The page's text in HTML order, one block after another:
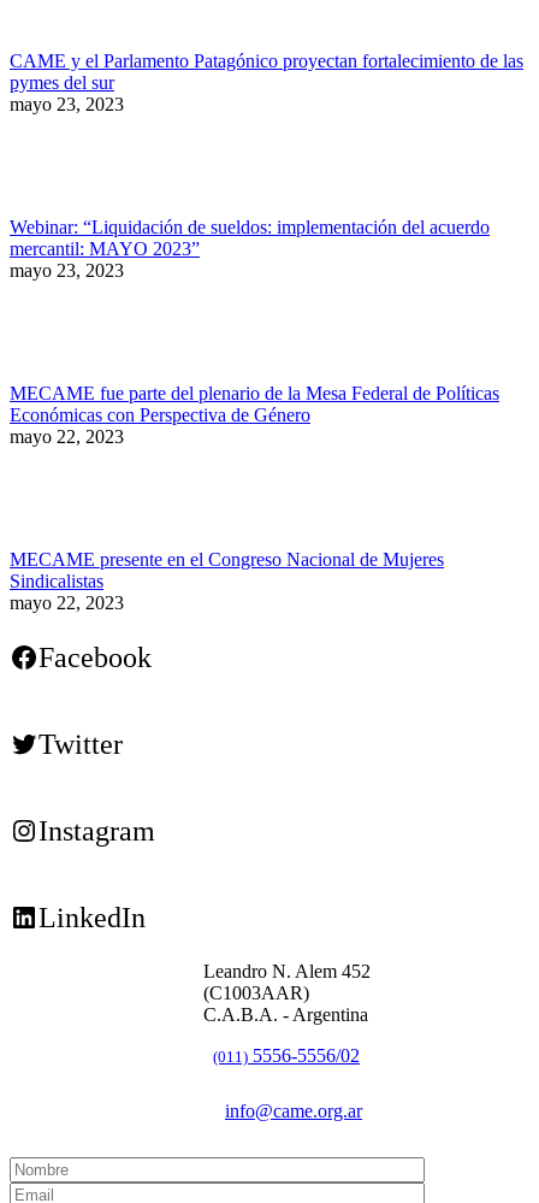
CAME y el Parlamento Patagónico proyectan fortalecimiento de las
pymes del sur
mayo 23, 2023
Webinar: “Liquidación de sueldos: implementación del acuerdo
mercantil: MAYO 2023”
mayo 23, 2023
MECAME fue parte del plenario de la Mesa Federal de Políticas
Económicas con Perspectiva de Género
mayo 22, 2023
MECAME presente en el Congreso Nacional de Mujeres
Sindicalistas
mayo 22, 2023
Facebook
Twitter
Instagram
LinkedIn
Leandro N. Alem 452
(C1003AAR)
C.A.B.A. - Argentina
(011) 5556-5556/02
info@came.org.ar